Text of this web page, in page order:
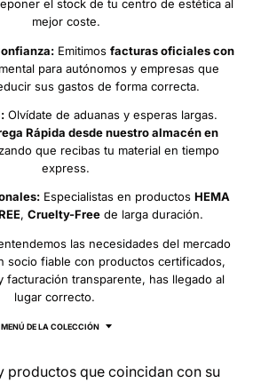
el stock de tu centro de estética al
mejor coste.
Emitimos facturas oficiales con
para autónomos y empresas que
sus gastos de forma correcta.
Olvídate de aduanas y esperas largas.
Rápida desde nuestro almacén en
que recibas tu material en tiempo
express.
Especialistas en productos HEMA
, Cruelty-Free de larga duración.
las necesidades del mercado
socio fiable con productos certificados,
facturación transparente, has llegado al
lugar correcto.
MENÚ DE LA COLECCIÓN
productos que coincidan con su